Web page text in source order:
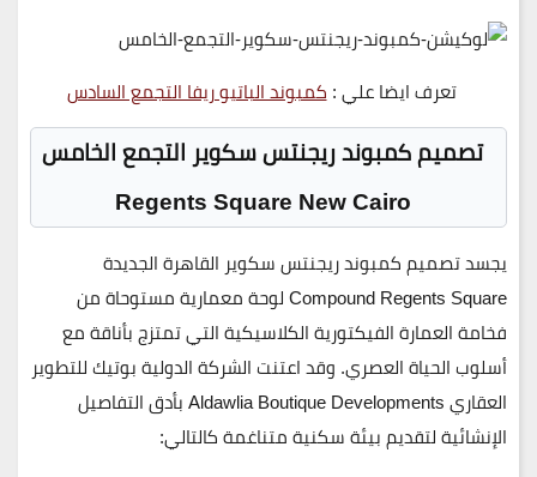
تعرف ايضا علي :كمبوند الباتيو ريفا التجمع السادس
تصميم كمبوند ريجنتس سكوير التجمع الخامس
Regents Square New Cairo
يجسد تصميمكمبوند ريجنتس سكوير القاهرة الجديدة
Compound Regents Squareلوحة معمارية مستوحاة من
فخامة العمارة الفيكتورية الكلاسيكية التي تمتزج بأناقة مع
أسلوب الحياة العصري. وقد اعتنتالشركة الدولية بوتيك للتطوير
العقاري Aldawlia Boutique Developments
بأدق التفاصيل
الإنشائية لتقديم بيئة سكنية متناغمة كالتالي: